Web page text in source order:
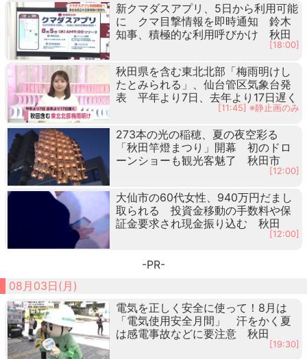
新クマダスアプリ、5日から利用可能
に クマ目撃情報を即時通知 鈴木
知事、積極的な利用呼びかけ 秋田
[18:00]
秋田県を含む東北北部「梅雨明けし
たとみられる」、仙台管区気象台発
表 平年より7日、去年より17日遅く
[11:45] ※静止画のみ
273本の光の稲穂、夏の夜空彩る
「秋田竿燈まつり」開幕 初のドロ
ーンショーも観光客魅了 秋田市
[12:00]
大仙市の60代女性、940万円だまし
取られる 投資金移動の手数料や保
証金要求され現金振り込む 秋田
[12:00]
-PR-
08月03日(月)
電気を正しく安全に使って！8月は
「電気使用安全月間」 汗をかく夏
は感電事故などに要注意 秋田
[19:30]